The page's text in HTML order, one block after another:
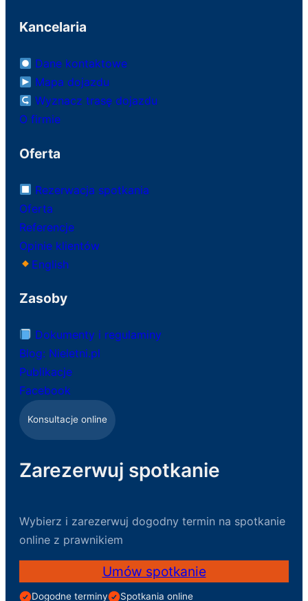
Kancelaria
Dane kontaktowe
Mapa dojazdu
Wyznacz trasę dojazdu
O firmie
Oferta
Rezerwacja spotkania
Oferta
Referencje
Opinie klientów
English
Zasoby
Dokumenty i regulaminy
Blog: Nieletni.pl
Publikacje
Facebook
Konsultacje online
Zarezerwuj spotkanie
Wybierz i zarezerwuj dogodny termin na spotkanie
online z prawnikiem
Umów spotkanie
Dogodne terminy Spotkania online